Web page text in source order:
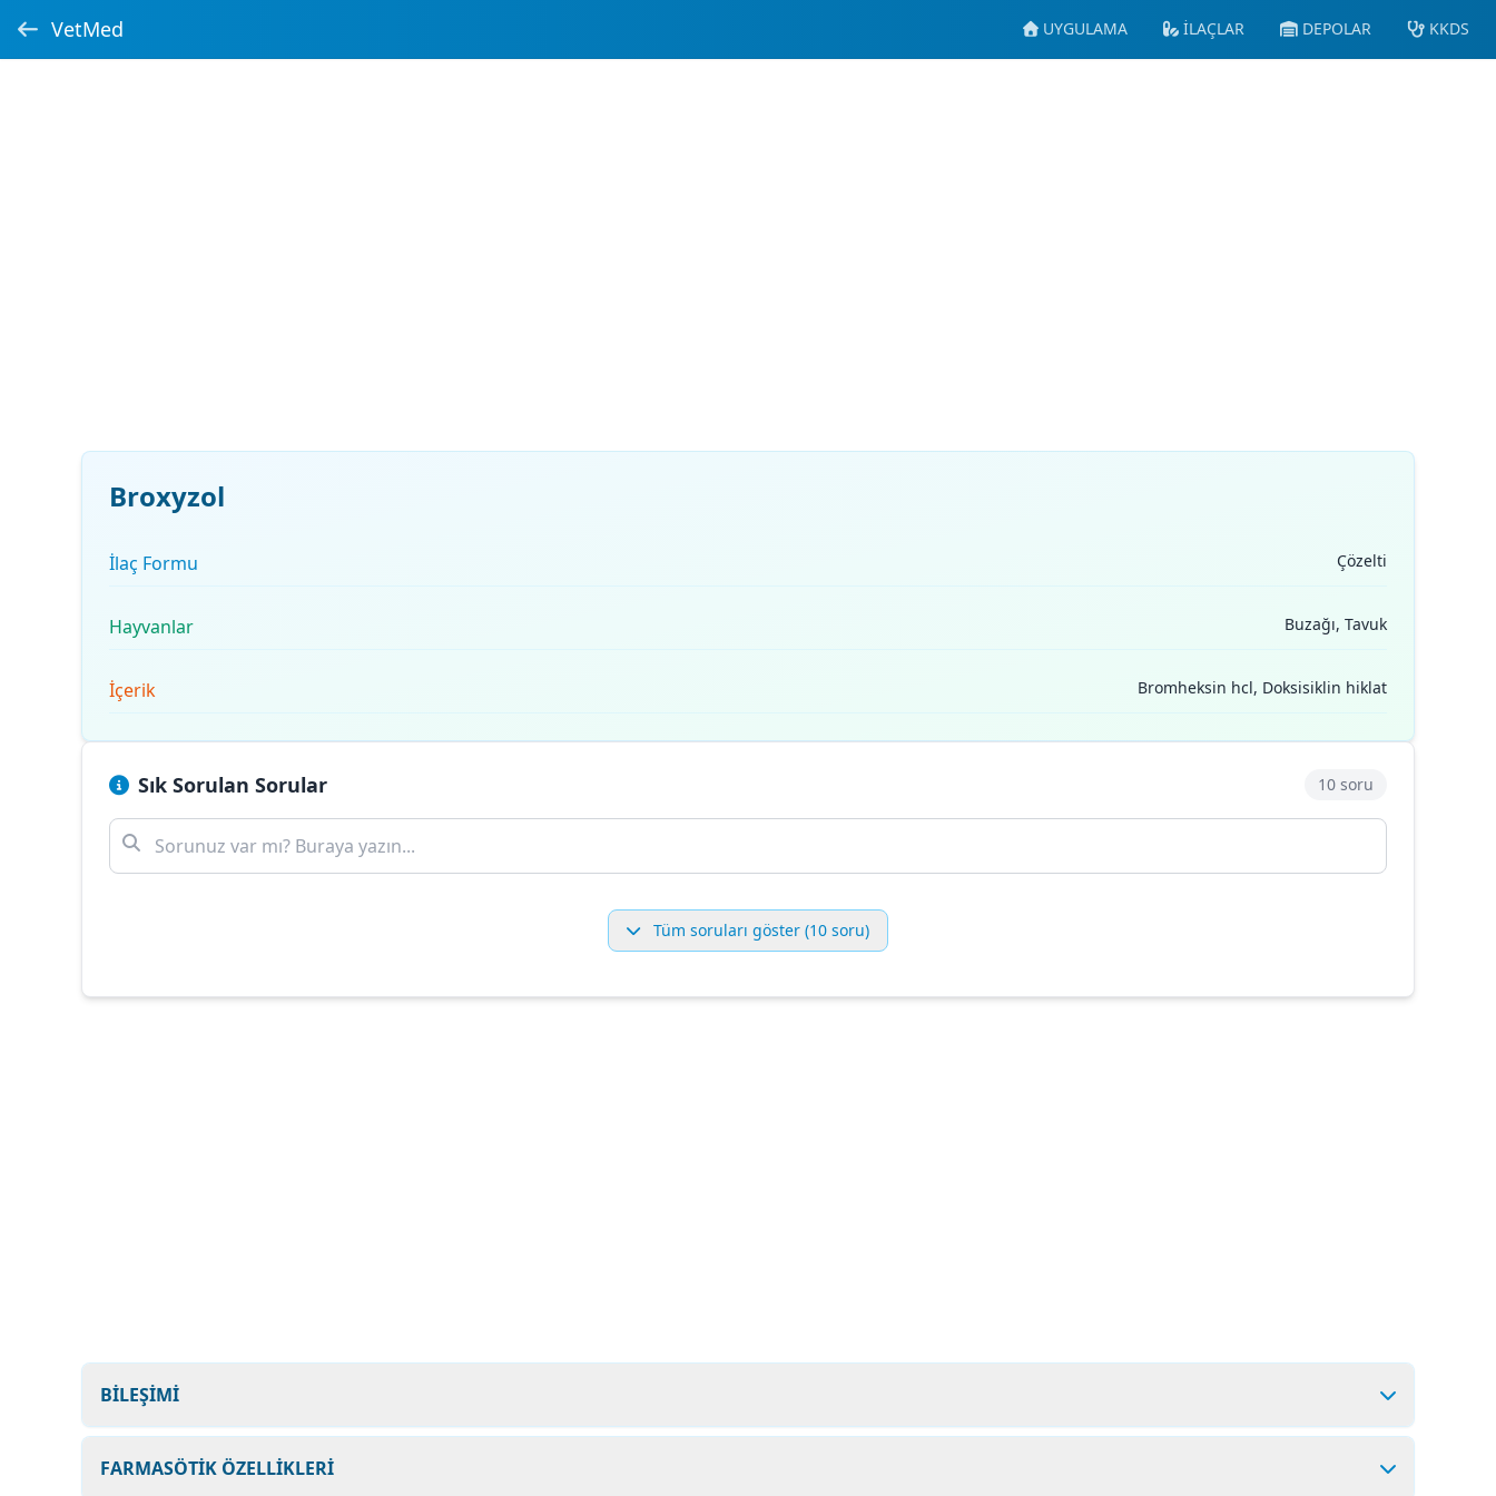
VetMed UYGULAMA İLAÇLAR DEPOLAR KKDS
Broxyzol
İlaç Formu Çözelti
Hayvanlar Buzağı, Tavuk
İçerik Bromheksin hcl, Doksisiklin hiklat
Sık Sorulan Sorular 10 soru
Tüm soruları göster (10 soru)
BİLEŞİMİ
FARMASÖTİK ÖZELLİKLERİ